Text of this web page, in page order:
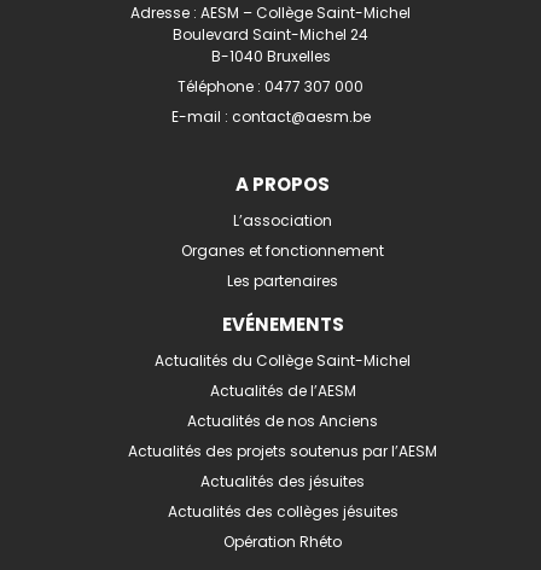
Adresse : AESM – Collège Saint-Michel
Boulevard Saint-Michel 24
B-1040 Bruxelles
Téléphone : 0477 307 000
E-mail : contact@aesm.be
A PROPOS
L’association
Organes et fonctionnement
Les partenaires
EVÉNEMENTS
Actualités du Collège Saint-Michel
Actualités de l’AESM
Actualités de nos Anciens
Actualités des projets soutenus par l’AESM
Actualités des jésuites
Actualités des collèges jésuites
Opération Rhéto